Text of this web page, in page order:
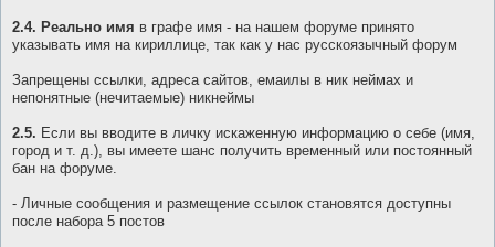
2.4. Реально имя в графе имя - на нашем форуме принято
указывать имя на кириллице, так как у нас русскоязычный форум
Запрещены ссылки, адреса сайтов, емаилы в ник неймах и
непонятные (нечитаемые) никнеймы
2.5. Если вы вводите в личку искаженную информацию о себе (имя,
город и т. д.), вы имеете шанс получить временный или постоянный
бан на форуме.
- Личные сообщения и размещение ссылок становятся доступны
после набора 5 постов